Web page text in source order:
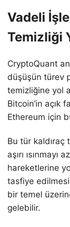
Vadeli
Temizliği
CryptoQuant
düşüşün türev
temizliğine yol
Bitcoin’in açık
Ethereum için
Bu tür kaldıraç
aşırı
hareketlerine
tasfiye
bir temel
gelebilir.